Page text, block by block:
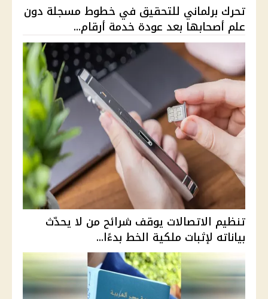
تحرك برلماني للتحقيق في خطوط مسجلة دون
علم أصحابها بعد عودة خدمة أرقام...
تنظيم الاتصالات يوقف شرائح من لا يحدّث
بياناته لإثبات ملكية الخط بدءًا...